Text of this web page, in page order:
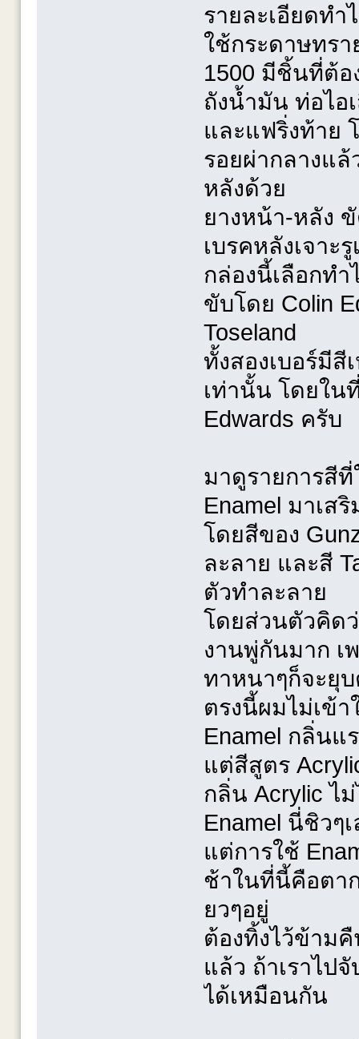
รายละเอียดท
ใช้กระดาษทร
1500 มีชิ้นที่ต้อ
ถังน้ำมัน ท่อไอ
และแฟริ่งท้าย
รอยผ่ากลางแล้
หลังด้วย
ยางหน้า-หลัง
เบรคหลังเจาะ
กล่องนี้เลือกทำ
ขับโดย Colin
Toseland
ทั้งสองเบอร์มี
เท่านั้น โดยใน
Edwards ครับ
มาดูรายการสี
Enamel มาเส
โดยสีของ
ละลาย และสี
ตัวทำละลาย
โดยส่วนตัวคิดว่
งานพู่กันมาก เ
ทาหนาๆก็จะยุ
ตรงนี้ผมไม่เข้
Enamel กลิ่นแ
แต่สีสูตร
กลิ่น Acrylic ไ
Enamel นี่ชิวๆ
แต่การใช้
ช้าในที่นี้คือตา
ยวๆอยู่
ต้องทิ้งไว้ข้าม
แล้ว ถ้าเราไป
ได้เหมือนกัน